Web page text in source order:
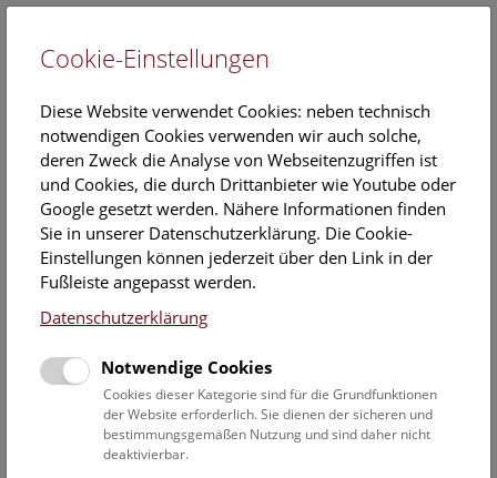
EN
JEOL JXA-8530F
Cookie-Einstellungen
Diese Website verwendet Cookies: neben technisch
notwendigen Cookies verwenden wir auch solche,
deren Zweck die Analyse von Webseitenzugriffen ist
und Cookies, die durch Drittanbieter wie Youtube oder
Google gesetzt werden. Nähere Informationen finden
Sie in unserer Datenschutzerklärung. Die Cookie-
Einstellungen können jederzeit über den Link in der
Fußleiste angepasst werden.
Datenschutzerklärung
Notwendige Cookies
Cookies dieser Kategorie sind für die Grundfunktionen
der Website erforderlich. Sie dienen der sicheren und
bestimmungsgemäßen Nutzung und sind daher nicht
deaktivierbar.